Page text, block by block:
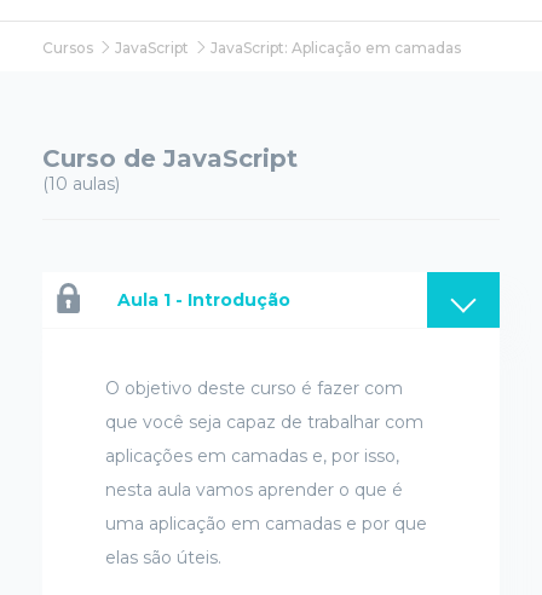
Cursos JavaScript JavaScript: Aplicação em camadas
Curso de JavaScript
(10 aulas)
Aula 1 - Introdução
O objetivo deste curso é fazer com
que você seja capaz de trabalhar com
aplicações em camadas e, por isso,
nesta aula vamos aprender o que é
uma aplicação em camadas e por que
elas são úteis.